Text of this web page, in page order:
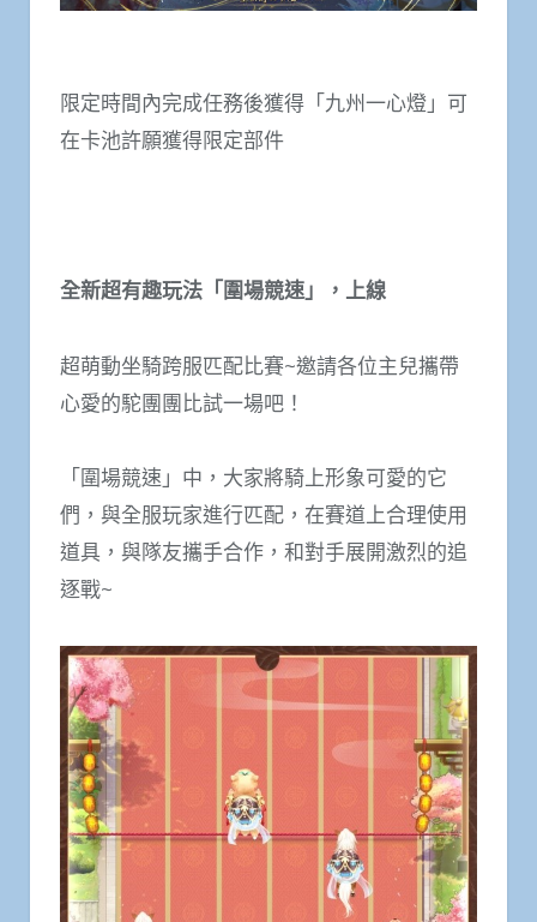
限定時間內完成任務後獲得「九州一心燈」可
在卡池許願獲得限定部件
全新超有趣玩法「圍場競速」 ，上線
超萌動坐騎跨服匹配比賽~邀請各位主兒攜帶
心愛的駝團團比試一場吧！
「圍場競速」中，大家將騎上形象可愛的它
們，與全服玩家進行匹配，在賽道上合理使用
道具，與隊友攜手合作，和對手展開激烈的追
逐戰~